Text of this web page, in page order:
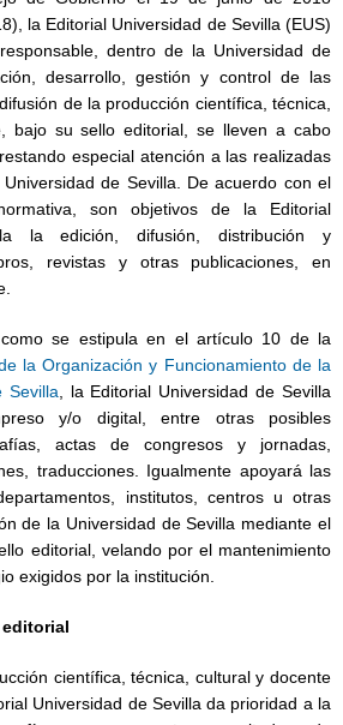
la Editorial Universidad de Sevilla (EUS)
dentro de la Universidad de
desarrollo, gestión y control de las
de la producción científica, técnica,
bajo su sello editorial, se lleven a cabo
especial atención a las realizadas
de Sevilla. De acuerdo con el
son objetivos de la Editorial
la edición, difusión, distribución y
revistas y otras publicaciones, en
se estipula en el artículo 10 de la
la Organización y Funcionamiento de la
Sevilla, la Editorial Universidad de Sevilla
y/o digital, entre otras posibles
actas de congresos y jornadas,
traducciones. Igualmente apoyará las
institutos, centros u otras
de la Universidad de Sevilla mediante el
editorial, velando por el mantenimiento
exigidos por la institución.
científica, técnica, cultural y docente
Universidad de Sevilla da prioridad a la